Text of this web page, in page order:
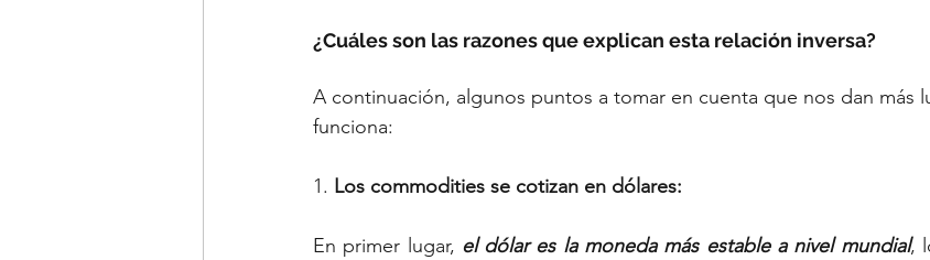
¿Cuáles son las razones que explican esta relación inversa?
A continuación, algunos puntos a tomar en cuenta que nos dan más
funciona:
1. Los commodities se cotizan en dólares:
En primer lugar, el dólar es la moneda más estable a nivel mundial,